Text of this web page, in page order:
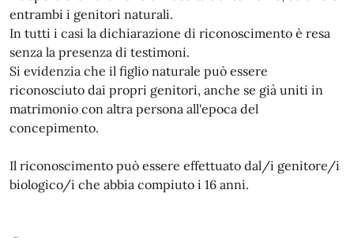
entrambi i genitori naturali.
In tutti i casi la dichiarazione di riconoscimento è resa
senza la presenza di testimoni.
Si evidenzia che il figlio naturale può essere
riconosciuto dai propri genitori, anche se già uniti in
matrimonio con altra persona all'epoca del
concepimento.
Il riconoscimento può essere effettuato dal/i genitore/i
biologico/i che abbia compiuto i 16 anni.